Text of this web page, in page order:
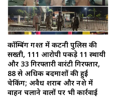
कॉम्बिंग गश्त में कटनी पुलिस की
सख्ती, 111 आरोपी पकड़े 11 स्थायी
और 33 गिरफ्तारी वारंटी गिरफ्तार,
88 से अधिक बदमाशों की हुई
चेकिंग; अवैध शराब और नशे में
वाहन चलाने वालों पर भी कार्रवाई